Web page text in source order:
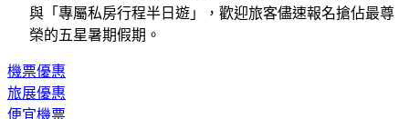
與「專屬私房行程半日遊」，歡迎旅客儘速報名搶佔最尊
榮的五星暑期假期。
機票優惠
旅展優惠
便宜機票